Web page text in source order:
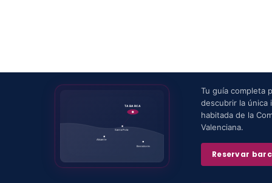
TABARCA
Santa Pola
Alicante
Benidorm
Tu guía completa
descubrir la única
habitada de la
Valenciana.
Reservar